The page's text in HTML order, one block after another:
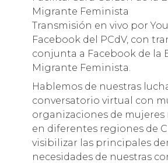
Migrante Feminista
Transmisión en vivo por
Facebook del PCdV, con
conjunta a Facebook de la
Migrante Feminista.
Hablemos de nuestras
conversatorio virtual con
organizaciones de
en diferentes regiones de
visibilizar las principales
necesidades de nuestras